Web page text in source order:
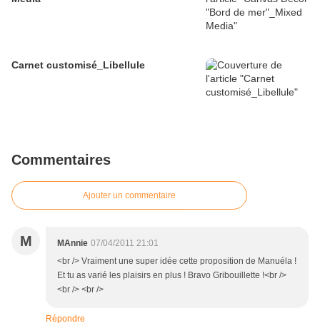
Carnet customisé_Libellule
Commentaires
Ajouter un commentaire
M MAnnie 07/04/2011 21:01
<br /> Vraiment une super idée cette proposition de Manuéla !
Et tu as varié les plaisirs en plus ! Bravo Gribouillette !<br />
<br /> <br />
Répondre